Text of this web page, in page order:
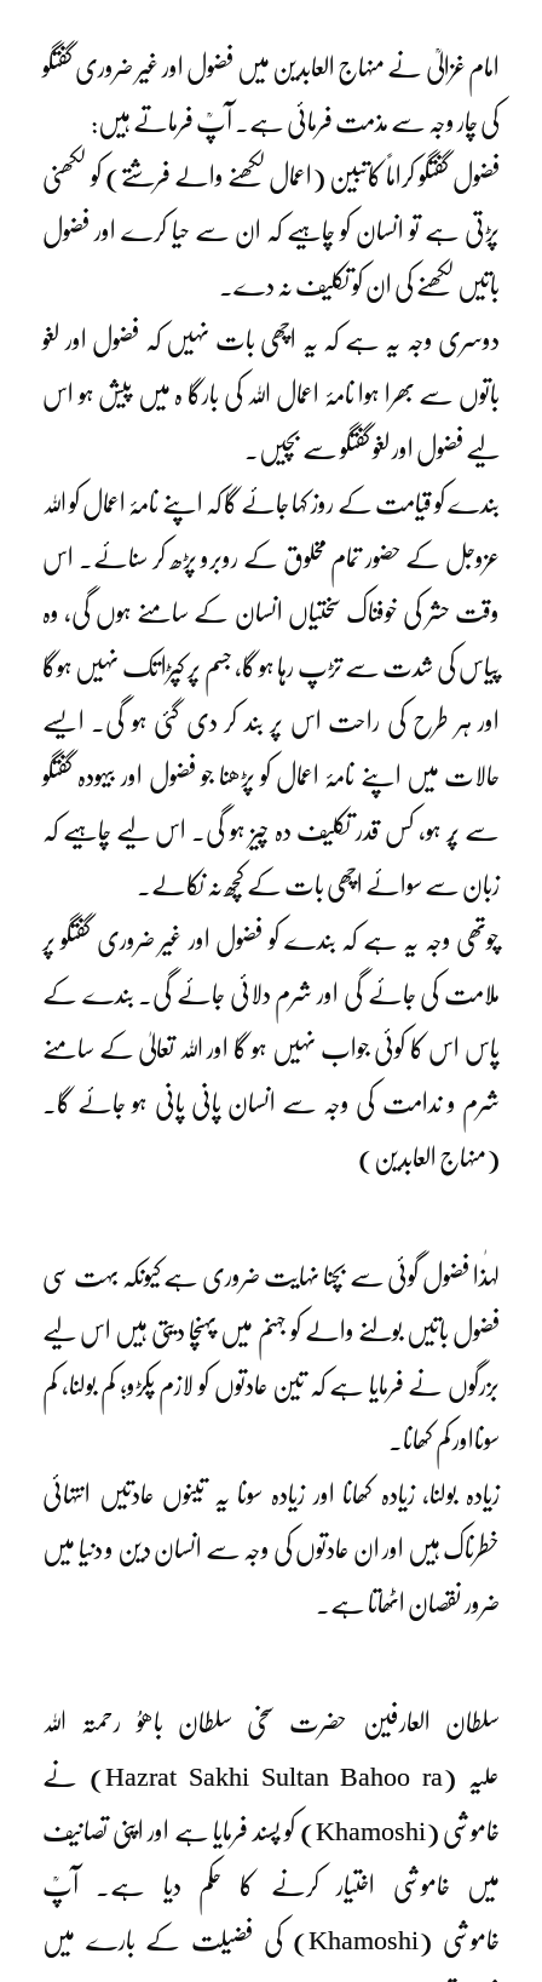
امام غزالیؒ نے منہاج العابدین میں فضول اور غیر ضروری گفتگو
کی چار وجہ سے مذمت فرمائی ہے۔ آپؒ فرماتے ہیں:
فضول گفتگو کراماً کاتبین (اعمال لکھنے والے فرشتے) کو لکھنی
پڑتی ہے تو انسان کو چاہیے کہ ان سے حیا کرے اور فضول
باتیں لکھنے کی ان کو تکلیف نہ دے۔
دوسری وجہ یہ ہے کہ یہ اچھی بات نہیں کہ فضول اور لغو
باتوں سے بھرا ہوا نامۂ اعمال اللہ کی بارگا ہ میں پیش ہو اس
لیے فضول اور لغو گفتگو سے بچیں۔
بندے کو قیامت کے روز کہا جائے گا کہ اپنے نامۂ اعمال کو اللہ
عزوجل کے حضور تمام مخلوق کے روبرو پڑھ کر سنائے۔ اس
وقت حشر کی خوفناک سختیاں انسان کے سامنے ہوں گی، وہ
پیاس کی شدت سے تڑپ رہا ہو گا، جسم پر کپڑا تک نہیں ہوگا
اور ہر طرح کی راحت اس پر بند کر دی گئی ہو گی۔ ایسے
حالات میں اپنے نامۂ اعمال کو پڑھنا جو فضول اور بیہودہ گفتگو
سے پُر ہو، کس قدر تکلیف دہ چیز ہو گی۔ اس لیے چاہیے کہ
زبان سے سوائے اچھی بات کے کچھ نہ نکالے۔
چوتھی وجہ یہ ہے کہ بندے کو فضول اور غیر ضروری گفتگو پر
ملامت کی جائے گی اور شرم دلائی جائے گی۔ بندے کے
پاس اس کا کوئی جواب نہیں ہو گا اور اللہ تعالیٰ کے سامنے
شرم و ندامت کی وجہ سے انسان پانی پانی ہو جائے گا۔
(منہاج العابدین)
لہٰذا فضول گوئی سے بچنا نہایت ضروری ہے کیونکہ بہت سی
فضول باتیں بولنے والے کو جہنم میں پہنچا دیتی ہیں اس لیے
بزرگوں نے فرمایا ہے کہ تین عادتوں کو لازم پکڑو؛ کم بولنا، کم
سونااور کم کھانا۔
زیادہ بولنا، زیادہ کھانا اور زیادہ سونا یہ تینوں عادتیں انتہائی
خطرناک ہیں اور ان عادتوں کی وجہ سے انسان دین و دنیا میں
ضرور نقصان اٹھاتا ہے۔
سلطان العارفین حضرت سخی سلطان باھوُ رحمتہ اللہ
علیہ (Hazrat Sakhi Sultan Bahoo ra) نے
خاموشی (Khamoshi) کو پسند فرمایا ہے اور اپنی تصانیف
میں خاموشی اختیار کرنے کا حکم دیا ہے۔ آپؒ
خاموشی (Khamoshi) کی فضیلت کے بارے میں